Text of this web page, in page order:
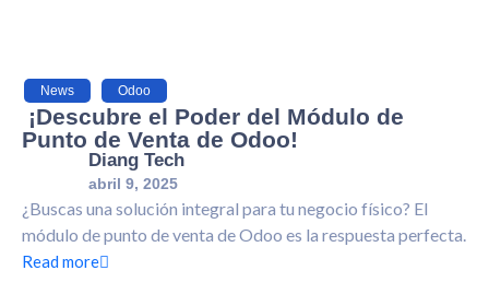
News Odoo
¡Descubre el Poder del Módulo de
Punto de Venta de Odoo!
Diang Tech
abril 9, 2025
¿Buscas una solución integral para tu negocio físico? El
módulo de punto de venta de Odoo es la respuesta perfecta.
Read more